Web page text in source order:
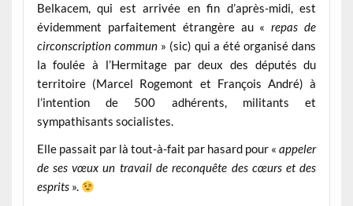
Belkacem, qui est arrivée en fin d’après-midi, est
évidemment parfaitement étrangère au «repas de
circonscription commun» (sic) qui a été organisé dans
la foulée à l’Hermitage par deux des députés du
territoire (Marcel Rogemont et François André) à
l’intention de 500 adhérents, militants et
sympathisants socialistes.
Elle passait par là tout-à-fait par hasard pour «appeler
de ses vœux un travail de reconquête des cœurs et des
esprits ».